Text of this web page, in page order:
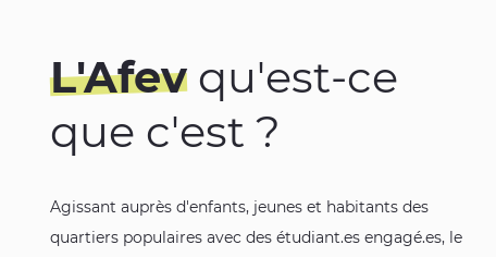
L'Afevqu'est-ce
que c'est ?
Agissant auprès d'enfants, jeunes et habitants des
quartiers populaires avec des étudiant.es engagé.es, le